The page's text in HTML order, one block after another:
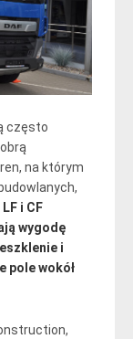
często
na którym
i CF
wygodę
i
pole wokół